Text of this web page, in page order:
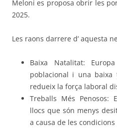
Meloni es proposa obrir les
2025.
Les raons darrere d’ aquesta
Baixa Natalitat:
poblacional i una baixa
redueix la força laboral
Treballs Més Penosos:
llocs que són menys
a causa de les